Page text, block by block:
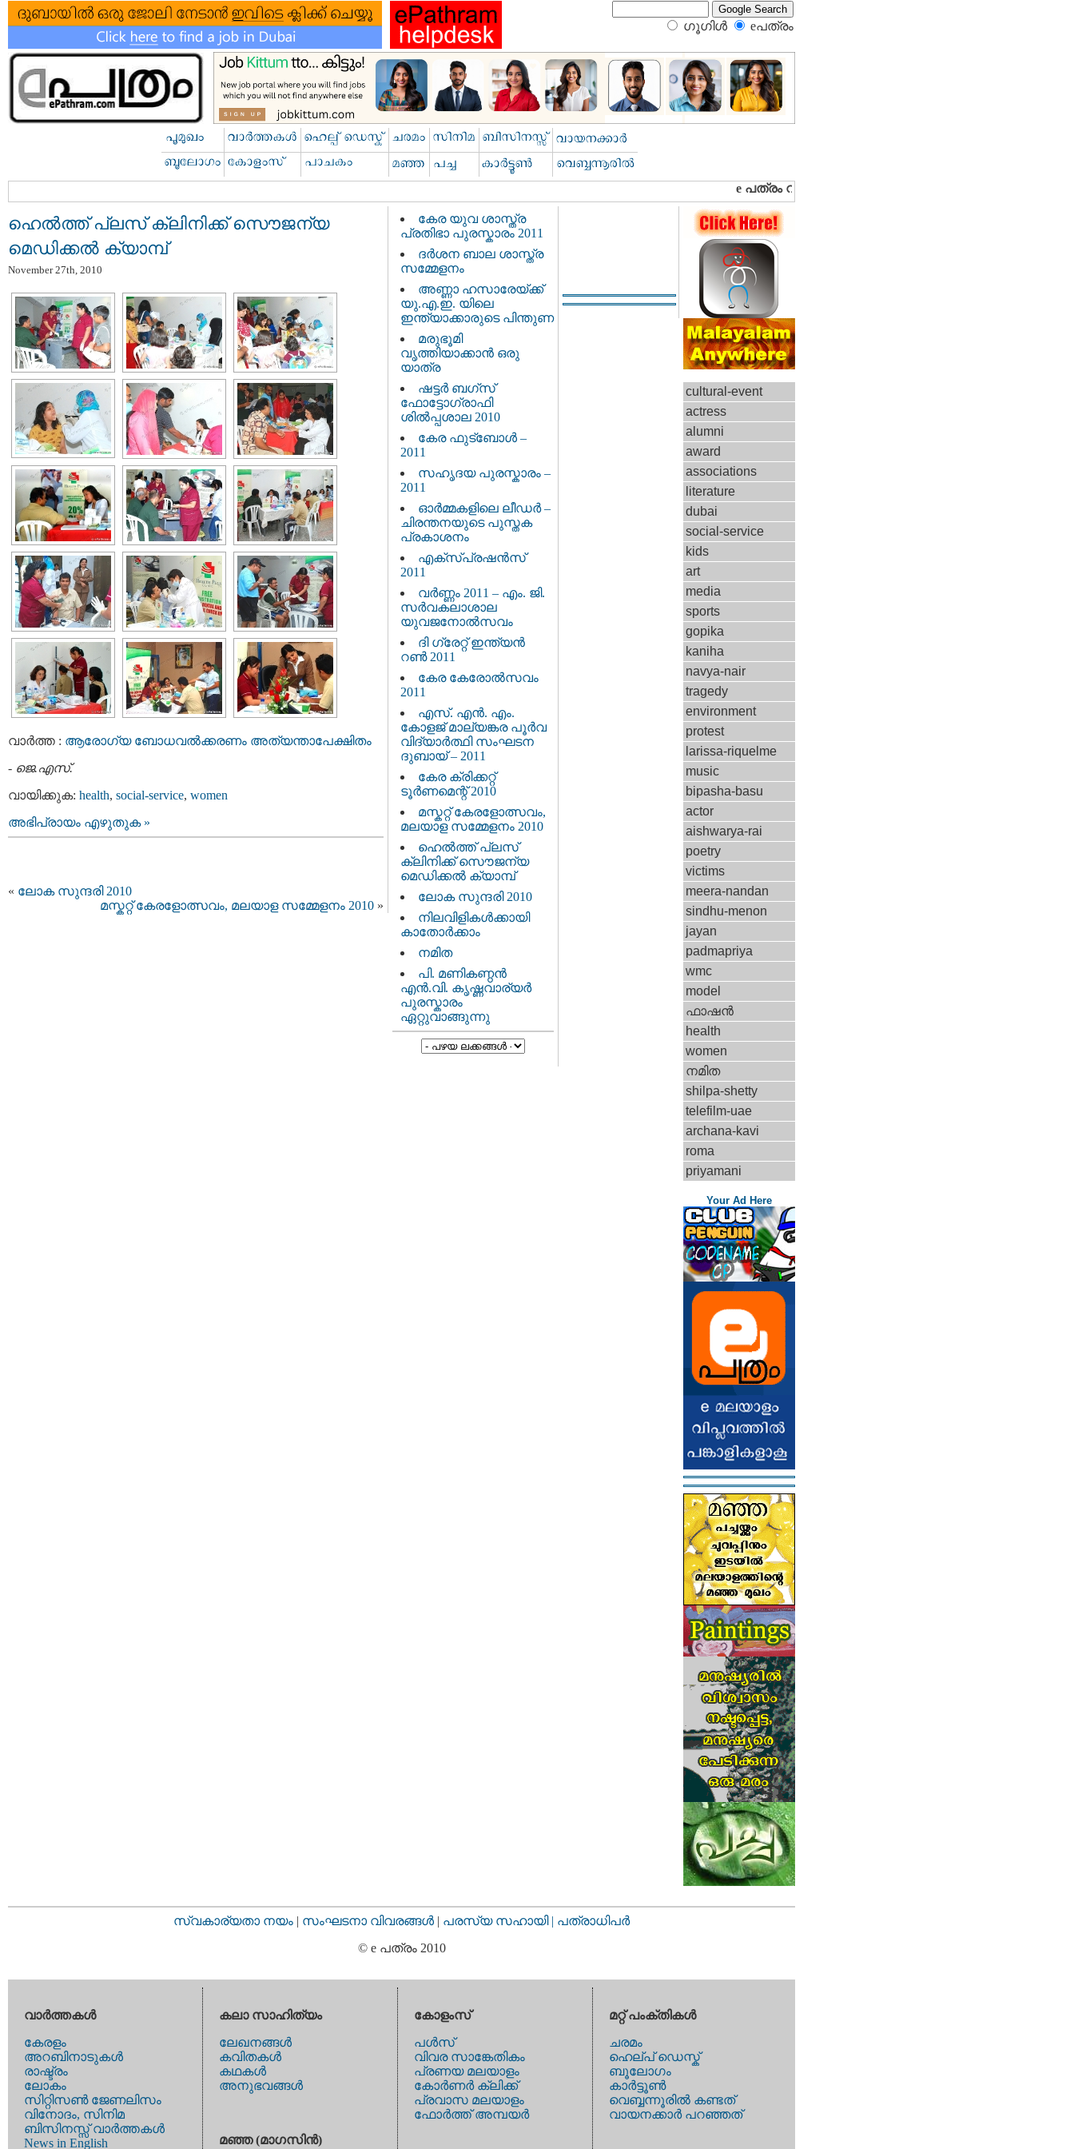
ഗൂഗിള്‍ eപത്രം‍
ഹെല്‍ത്ത്‌ പ്ലസ്‌ ക്ലിനിക്ക്‌ സൌജന്യ
മെഡിക്കല്‍ ക്യാമ്പ്‌
November 27th, 2010
വാര്‍ത്ത : ആരോഗ്യ ബോധവല്‍ക്കരണം അത്യന്താപേക്ഷിതം
- ജെ.എസ്.
വായിക്കുക: health, social-service, women
അഭിപ്രായം എഴുതുക »
« ലോക സുന്ദരി 2010
മസ്കറ്റ്‌ കേരളോത്സവം, മലയാള സമ്മേളനം 2010 »
കേര യുവ ശാസ്ത്ര
പ്രതിഭാ പുരസ്കാരം 2011
ദര്‍ശന ബാല ശാസ്ത്ര
സമ്മേളനം
അണ്ണാ ഹസാരേയ്ക്ക്
യു.എ.ഇ. യിലെ
ഇന്ത്യാക്കാരുടെ പിന്തുണ
മരുഭൂമി
വൃത്തിയാക്കാന്‍ ഒരു
യാത്ര
ഷട്ടര്‍ ബഗ്സ്
ഫോട്ടോഗ്രാഫി
ശില്‍പ്പശാല 2010
കേര ഫുട്ബോള്‍ –
2011
സഹൃദയ പുരസ്കാരം –
2011
ഓര്‍മ്മകളിലെ ലീഡര്‍ –
ചിരന്തനയുടെ പുസ്തക
പ്രകാശനം
എക്സ്പ്രഷന്‍സ്‌
2011
വര്‍ണ്ണം 2011 – എം. ജി.
സര്‍വകലാശാല
യുവജനോല്‍സവം
ദി ഗ്രേറ്റ്‌ ഇന്ത്യന്‍
റണ്‍ 2011
കേര കേരോല്‍സവം
2011
എസ്. എന്‍. എം.
കോളജ്‌ മാല്യങ്കര പൂര്‍വ
വിദ്യാര്‍ത്ഥി സംഘടന
ദുബായ്‌ – 2011
കേര ക്രിക്കറ്റ്‌
ടൂര്‍ണമെന്റ് 2010
മസ്കറ്റ്‌ കേരളോത്സവം,
മലയാള സമ്മേളനം 2010
ഹെല്‍ത്ത്‌ പ്ലസ്‌
ക്ലിനിക്ക്‌ സൌജന്യ
മെഡിക്കല്‍ ക്യാമ്പ്‌
ലോക സുന്ദരി 2010
നിലവിളികള്‍ക്കായി
കാതോര്‍ക്കാം
നമിത
പി. മണികണ്ഠന്‍
എന്‍.വി. കൃഷ്ണവാര്യര്‍
പുരസ്കാരം
ഏറ്റുവാങ്ങുന്നു
cultural-event
actress
alumni
award
associations
literature
dubai
social-service
kids
art
media
sports
gopika
kaniha
navya-nair
tragedy
environment
protest
larissa-riquelme
music
bipasha-basu
actor
aishwarya-rai
poetry
victims
meera-nandan
sindhu-menon
jayan
padmapriya
wmc
model
ഫാഷന്‍
health
women
നമിത
shilpa-shetty
telefilm-uae
archana-kavi
roma
priyamani
Your Ad Here
സ്വകാര്യതാ നയം | സംഘടനാ വിവരങ്ങള്‍ | പരസ്യ സഹായി | പത്രാധിപര്‍
© e പത്രം 2010
വാര്‍ത്തകള്‍
കേരളം
അറബിനാടുകള്‍
രാഷ്ട്രം
ലോകം
സിറ്റിസണ്‍ ജേണലിസം
വിനോദം, സിനിമ
ബിസിനസ്സ് വാര്‍ത്തകള്‍
News in English
കലാ സാഹിത്യം
ലേഖനങ്ങള്‍
കവിതകള്‍
കഥകള്‍
അനുഭവങ്ങള്‍
മഞ്ഞ (മാഗസിന്‍)
കോളംസ്
പള്‍സ്
വിവര സാങ്കേതികം
പ്രണയ മലയാളം
കോര്‍ണര്‍ ക്ലിക്ക്
പ്രവാസ മലയാളം
ഫോര്‍ത്ത് അമ്പയര്‍
മറ്റ് പംക്തികള്‍
ചരമം
ഹെല്പ് ഡെസ്ക്
ബൂലോഗം
കാര്‍ട്ടൂണ്‍
വെബ്ബന്നൂരില്‍ കണ്ടത്
വായനക്കാര്‍ പറഞ്ഞത്